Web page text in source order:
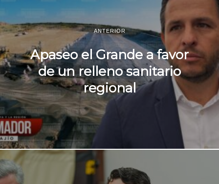
ANTERIOR
Apaseo el Grande a favor
de un relleno sanitario
regional